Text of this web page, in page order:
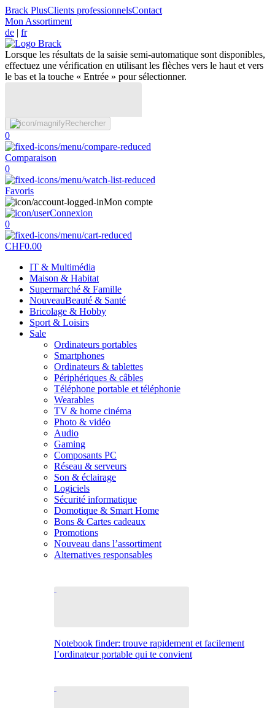
Brack PlusClients professionnelsContact
Mon Assortiment
de | fr
Lorsque les résultats de la saisie semi-automatique sont disponibles,
effectuez une vérification en utilisant les flèches vers le haut et vers
le bas et la touche « Entrée » pour sélectionner.
Rechercher
0
Comparaison
0
Favoris
Mon compte
Connexion
0
CHF0.00
IT & Multimédia
Maison & Habitat
Supermarché & Famille
NouveauBeauté & Santé
Bricolage & Hobby
Sport & Loisirs
Sale
Ordinateurs portables
Smartphones
Ordinateurs & tablettes
Périphériques & câbles
Téléphone portable et téléphonie
Wearables
TV & home cinéma
Photo & vidéo
Audio
Gaming
Composants PC
Réseau & serveurs
Son & éclairage
Logiciels
Sécurité informatique
Domotique & Smart Home
Bons & Cartes cadeaux
Promotions
Nouveau dans l’assortiment
Alternatives responsables
Notebook finder: trouve rapidement et facilement
l’ordinateur portable qui te convient